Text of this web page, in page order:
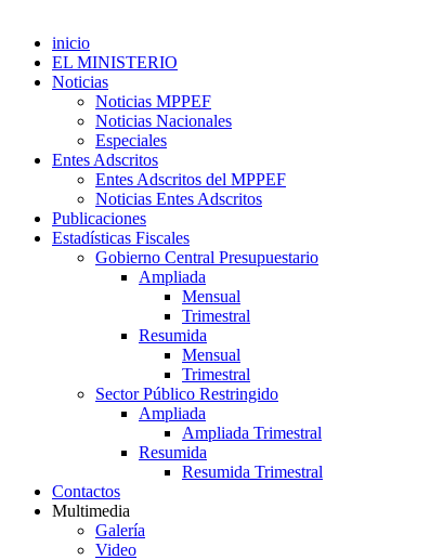
inicio
EL MINISTERIO
Noticias
Noticias MPPEF
Noticias Nacionales
Especiales
Entes Adscritos
Entes Adscritos del MPPEF
Noticias Entes Adscritos
Publicaciones
Estadísticas Fiscales
Gobierno Central Presupuestario
Ampliada
Mensual
Trimestral
Resumida
Mensual
Trimestral
Sector Público Restringido
Ampliada
Ampliada Trimestral
Resumida
Resumida Trimestral
Contactos
Multimedia
Galería
Video